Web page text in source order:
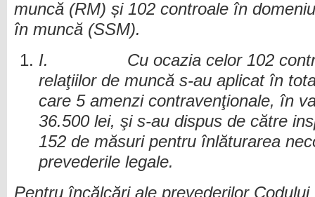
muncă (RM) și 102 controale în
în muncă (SSM).
I. Cu ocazia celor 102
relaţiilor de muncă s-au aplicat în
care 5 amenzi contravenţionale, în
36.500 lei, şi s-au dispus de către
152 de măsuri pentru înlăturarea
prevederile legale.
Pentru încălcări ale prevederilor